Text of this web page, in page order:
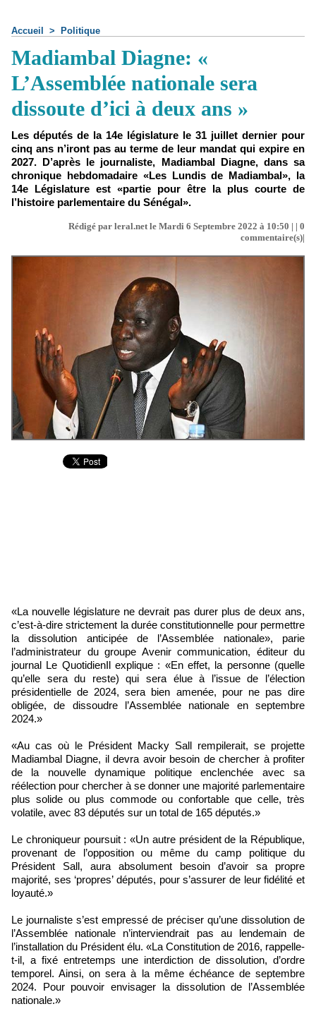
Accueil > Politique
Madiambal Diagne: «
L’Assemblée nationale sera
dissoute d’ici à deux ans »
Les députés de la 14e législature le 31 juillet dernier pour
cinq ans n’iront pas au terme de leur mandat qui expire en
2027. D’après le journaliste, Madiambal Diagne, dans sa
chronique hebdomadaire «Les Lundis de Madiambal», la
14e Législature est «partie pour être la plus courte de
l’histoire parlementaire du Sénégal».
Rédigé par leral.net le Mardi 6 Septembre 2022 à 10:50 | | 0
commentaire(s)|
«La nouvelle législature ne devrait pas durer plus de deux ans,
c’est-à-dire strictement la durée constitutionnelle pour permettre
la dissolution anticipée de l’Assemblée nationale», parie
l’administrateur du groupe Avenir communication, éditeur du
journal Le QuotidienIl explique : «En effet, la personne (quelle
qu’elle sera du reste) qui sera élue à l’issue de l’élection
présidentielle de 2024, sera bien amenée, pour ne pas dire
obligée, de dissoudre l’Assemblée nationale en septembre
2024.»
«Au cas où le Président Macky Sall rempilerait, se projette
Madiambal Diagne, il devra avoir besoin de chercher à profiter
de la nouvelle dynamique politique enclenchée avec sa
réélection pour chercher à se donner une majorité parlementaire
plus solide ou plus commode ou confortable que celle, très
volatile, avec 83 députés sur un total de 165 députés.»
Le chroniqueur poursuit : «Un autre président de la République,
provenant de l’opposition ou même du camp politique du
Président Sall, aura absolument besoin d’avoir sa propre
majorité, ses ‘propres’ députés, pour s’assurer de leur fidélité et
loyauté.»
Le journaliste s’est empressé de préciser qu’une dissolution de
l’Assemblée nationale n’interviendrait pas au lendemain de
l’installation du Président élu. «La Constitution de 2016, rappelle-
t-il, a fixé entretemps une interdiction de dissolution, d’ordre
temporel. Ainsi, on sera à la même échéance de septembre
2024. Pour pouvoir envisager la dissolution de l’Assemblée
nationale.»